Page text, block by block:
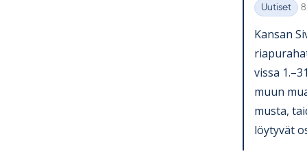
Kategoriat
Uutiset
Kan­san
vissa
muun
musta,
löy­ty­vät